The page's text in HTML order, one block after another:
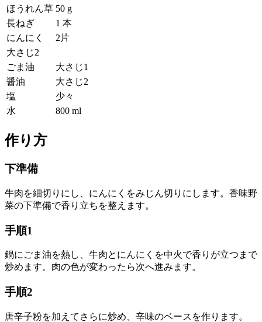
ほうれん草 50 g
長ねぎ
1 本
にんにく
2片
大さじ2
ごま油
大さじ1
醤油
大さじ2
塩
少々
水
800 ml
作り方
下準備
牛肉を細切りにし、にんにくをみじん切りにします。香味野
菜の下準備で香り立ちを整えます。
手順1
鍋にごま油を熱し、牛肉とにんにくを中火で香りが立つまで
炒めます。肉の色が変わったら次へ進みます。
手順2
唐辛子粉を加えてさらに炒め、辛味のベースを作ります。